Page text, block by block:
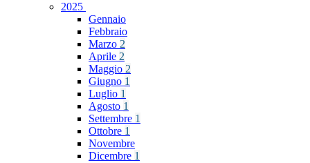
2025
Gennaio
Febbraio
Marzo 2
Aprile 2
Maggio 2
Giugno 1
Luglio 1
Agosto 1
Settembre 1
Ottobre 1
Novembre
Dicembre 1